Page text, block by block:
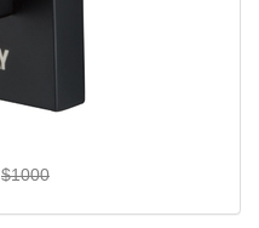
$1000